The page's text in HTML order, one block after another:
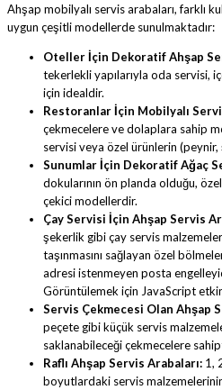
Ahşap mobilyalı servis arabaları, farklı
uygun çeşitli modellerde sunulmaktadır:
Oteller İçin Dekoratif Ahşap
tekerlekli yapılarıyla oda servisi,
için idealdir.
Restoranlar İçin Mobilyalı
çekmecelere ve dolaplara sahip
servisi veya özel ürünlerin (peynir,
Sunumlar İçin Dekoratif Ağaç
dokularının ön planda olduğu,
çekici modellerdir.
Çay Servisi İçin Ahşap Servis
şekerlik gibi çay servis
taşınmasını sağlayan özel
adresi istenmeyen posta
Görüntülemek için JavaScript
Servis Çekmecesi Olan Ahşap
peçete gibi küçük servis
saklanabileceği çekmecelere
Raflı Ahşap Servis Arabaları: 1,
boyutlardaki servis